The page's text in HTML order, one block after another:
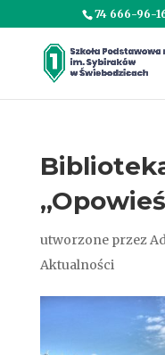
74 666-96-
utworzone przez
Aktualności